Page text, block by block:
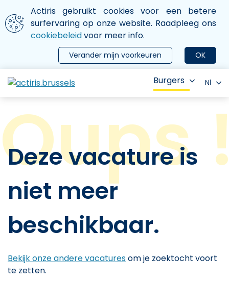
Aller au contenu principal
We gebruiken cookies
Actiris gebruikt cookies voor een betere
surfervaring op onze website. Raadpleeg ons
cookiebeleidvoor meer info.
OK
Verander mijn voorkeuren
le menu
Burgers Nl
Deze vacature is
niet meer
beschikbaar.
Bekijk onze andere vacaturesom je zoektocht voort
te zetten.